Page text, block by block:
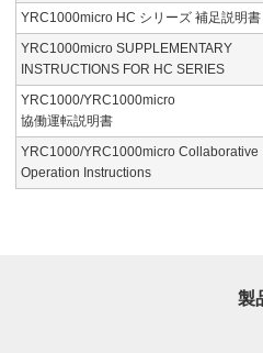
YRC1000micro HC シリーズ 補足説明書
YRC1000micro SUPPLEMENTARY
INSTRUCTIONS FOR HC SERIES
YRC1000/YRC1000micro
協働運転説明書
YRC1000/YRC1000micro Collaborative
Operation Instructions
製